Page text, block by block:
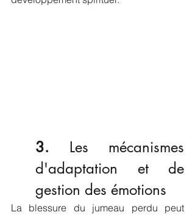
3. Les mécanismes
d'adaptation et de
gestion des émotions
La blessure du jumeau perdu peut